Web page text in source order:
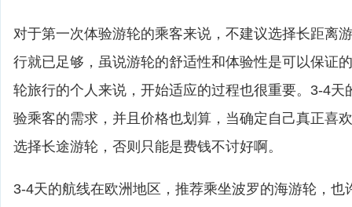
对于第一次体验游轮的乘客来说，不建议选择长距离
行就已足够，虽说游轮的舒适性和体验性是可以保证
轮旅行的个人来说，开始适应的过程也很重要。3-4天
验乘客的需求，并且价格也划算，当确定自己真正喜
选择长途游轮，否则只能是费钱不讨好啊。
3-4天的航线在欧洲地区，推荐乘坐波罗的海游轮，也